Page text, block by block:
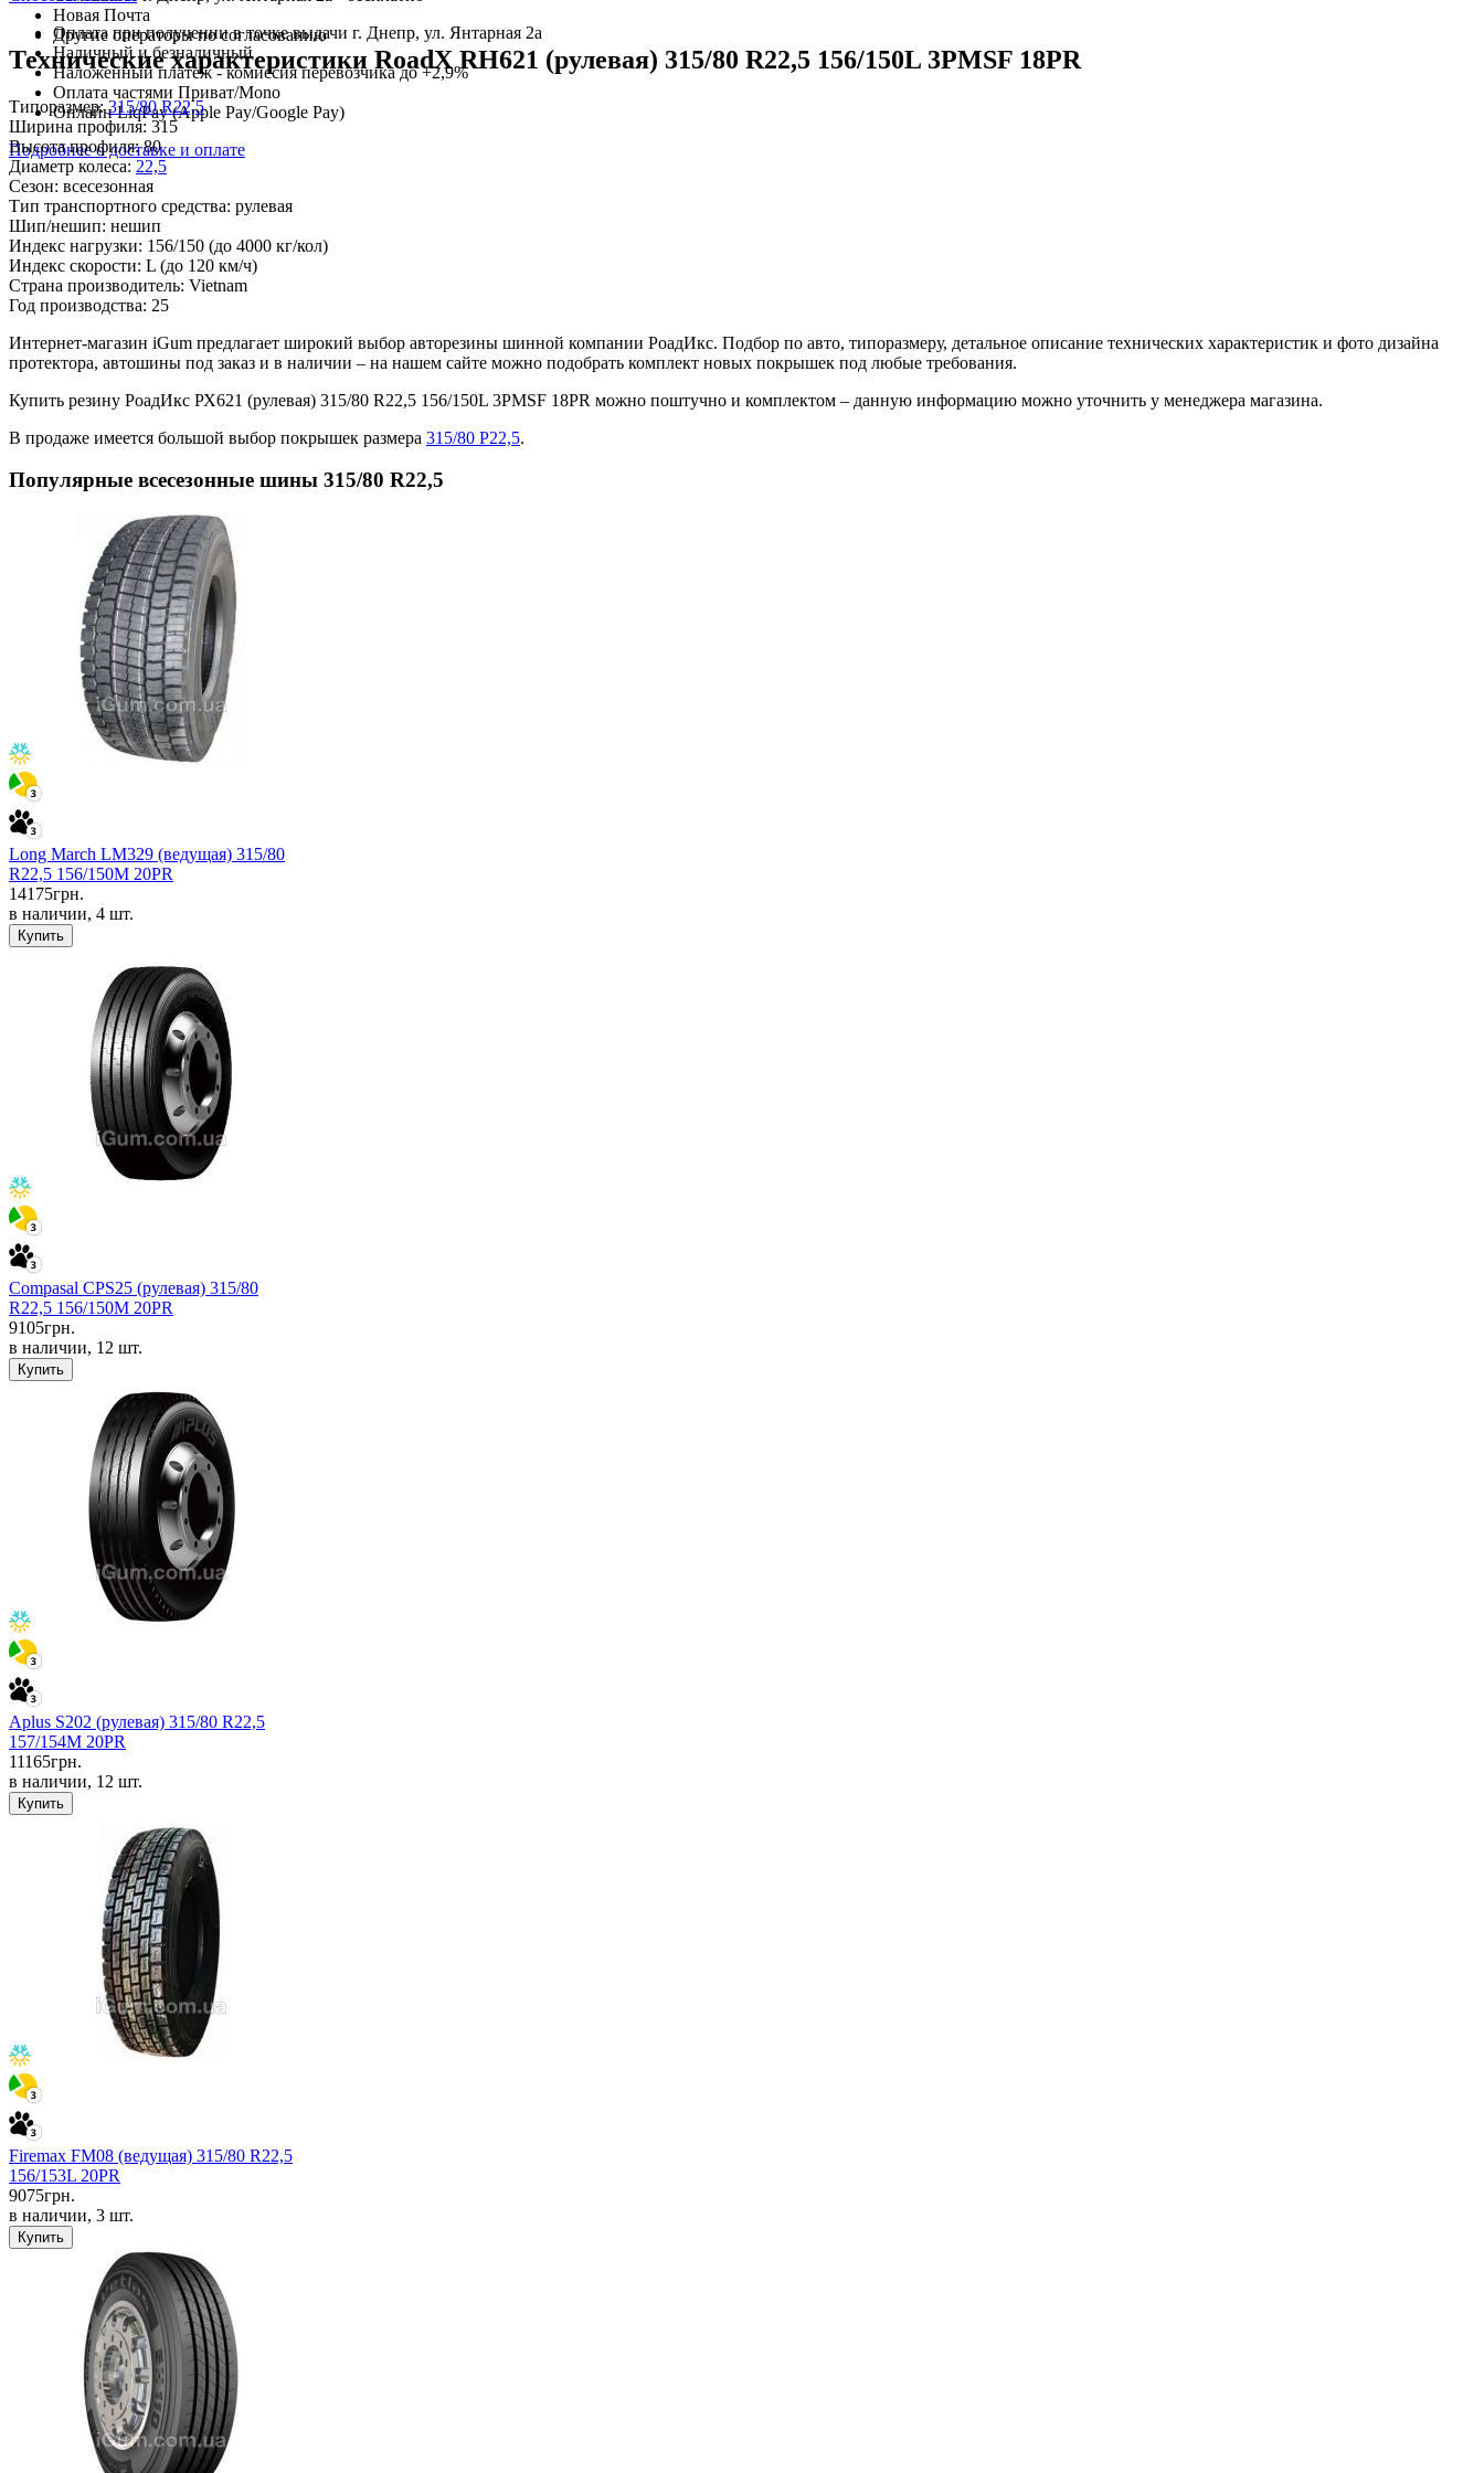
Новая Почта
Другие операторы по согласованию
Оплата при получении в точке выдачи г. Днепр, ул. Янтарная 2а
Наличный и безналичный
Наложенный платеж - комиссия перевозчика до +2,9%
Оплата частями Приват/Mono
Онлайн LiqPay (Apple Pay/Google Pay)
Подробнее о доставке и оплате
Технические характеристики RoadX RH621 (рулевая) 315/80 R22,5 156/150L 3PMSF 18PR
Типоразмер:315/80 R22,5
Ширина профиля: 315
Высота профиля:80
Диаметр колеса: 22,5
Сезон: всесезонная
Тип транспортного средства: рулевая
Шип/нешип: нешип
Индекс нагрузки: 156/150 (до 4000 кг/кол)
Индекс скорости: L (до 120 км/ч)
Страна производитель: Vietnam
Год производства: 25
Интернет-магазин iGum предлагает широкий выбор авторезины шинной компании РоадИкс. Подбор по авто, типоразмеру, детальное описание технических характеристик и фото дизайна
протектора, автошины под заказ и в наличии – на нашем сайте можно подобрать комплект новых покрышек под любые требования.
Купить резину РоадИкс РХ621 (рулевая) 315/80 R22,5 156/150L 3PMSF 18PR можно поштучно и комплектом – данную информацию можно уточнить у менеджера магазина.
В продаже имеется большой выбор покрышек размера 315/80 Р22,5.
Популярные всесезонные шины 315/80 R22,5
Long March LM329 (ведущая) 315/80
R22,5 156/150M 20PR
14175грн.
в наличии, 4 шт.
Купить
Compasal CPS25 (рулевая) 315/80
R22,5 156/150M 20PR
9105грн.
в наличии, 12 шт.
Купить
Aplus S202 (рулевая) 315/80 R22,5
157/154M 20PR
11165грн.
в наличии, 12 шт.
Купить
Firemax FM08 (ведущая) 315/80 R22,5
156/153L 20PR
9075грн.
в наличии, 3 шт.
Купить